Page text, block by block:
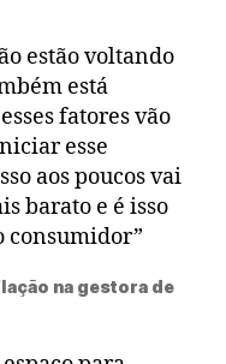
estão voltando
está
fatores vão
esse
aos poucos vai
barato e é isso
consumidor”
na gestora de